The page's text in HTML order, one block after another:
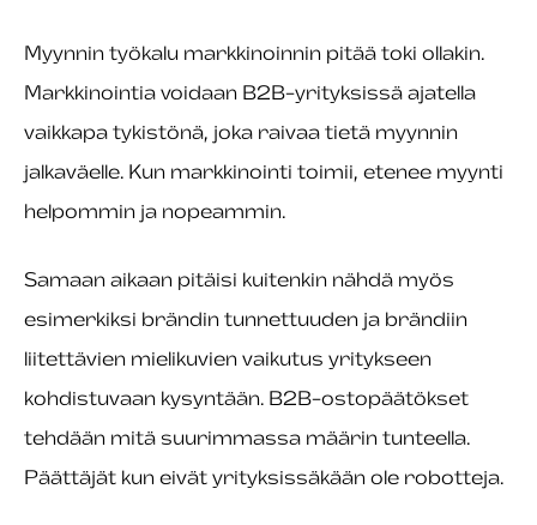
Myynnin työkalu markkinoinnin pitää toki ollakin.
Markkinointia voidaan B2B-yrityksissä ajatella
vaikkapa tykistönä, joka raivaa tietä myynnin
jalkaväelle. Kun markkinointi toimii, etenee myynti
helpommin ja nopeammin.
Samaan aikaan pitäisi kuitenkin nähdä myös
esimerkiksi brändin tunnettuuden ja brändiin
liitettävien mielikuvien vaikutus yritykseen
kohdistuvaan kysyntään. B2B-ostopäätökset
tehdään mitä suurimmassa määrin tunteella.
Päättäjät kun eivät yrityksissäkään ole robotteja.